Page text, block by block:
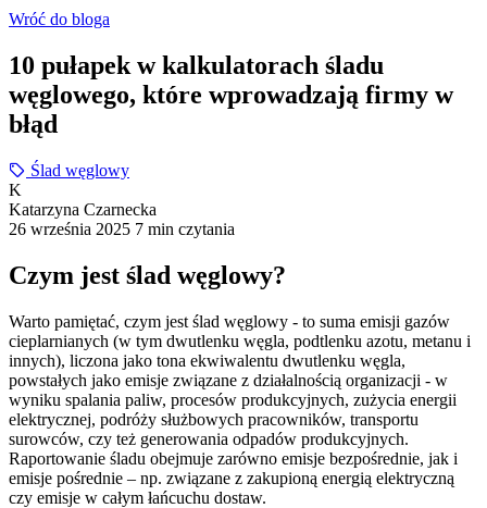
Wróć do bloga
10 pułapek w kalkulatorach śladu
węglowego, które wprowadzają firmy w
błąd
Ślad węglowy
K
Katarzyna Czarnecka
26 września 2025 7 min czytania
Czym jest ślad węglowy?
Warto pamiętać, czym jest ślad węglowy - to suma emisji gazów
cieplarnianych (w tym dwutlenku węgla, podtlenku azotu, metanu i
innych), liczona jako tona ekwiwalentu dwutlenku węgla,
powstałych jako emisje związane z działalnością organizacji - w
wyniku spalania paliw, procesów produkcyjnych, zużycia energii
elektrycznej, podróży służbowych pracowników, transportu
surowców, czy też generowania odpadów produkcyjnych.
Raportowanie śladu obejmuje zarówno emisje bezpośrednie, jak i
emisje pośrednie – np. związane z zakupioną energią elektryczną
czy emisje w całym łańcuchu dostaw.